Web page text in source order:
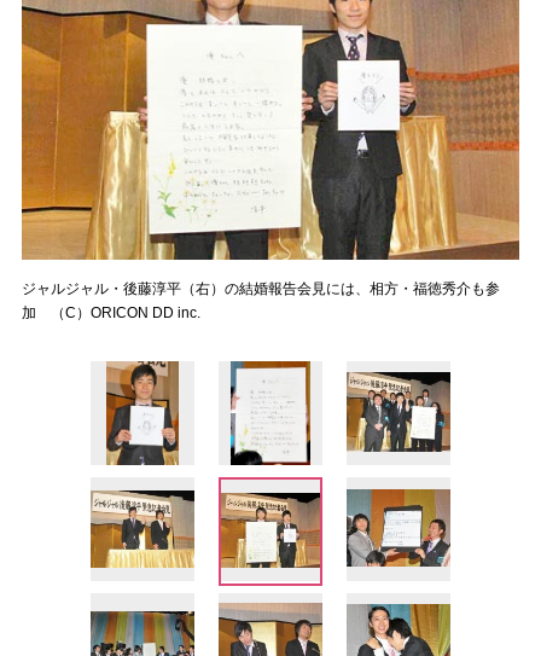
ジャルジャル・後藤淳平（右）の結婚報告会見には、相方・福徳秀介も参
加 （C）ORICON DD inc.